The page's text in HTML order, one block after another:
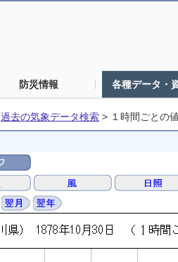
防災情報 各種データ・
過去の気象データ検索 > １時間ごとの